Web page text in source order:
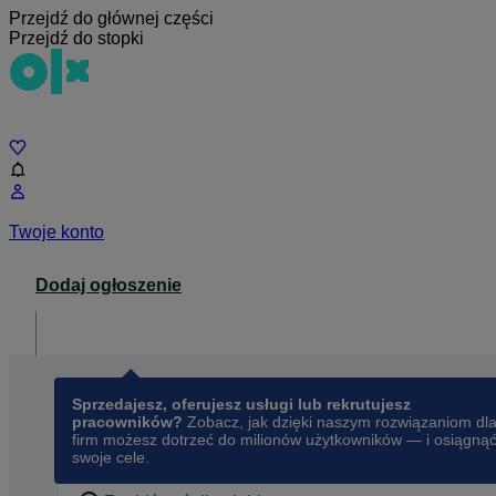
Przejdź do głównej części
Przejdź do stopki
Twoje konto
Dodaj ogłoszenie
Sprzedajesz, oferujesz usługi lub rekrutujesz
pracowników? Zobacz, jak dzięki naszym rozwiązaniom dla
firm możesz dotrzeć do milionów użytkowników — i osiągnąć
swoje cele.